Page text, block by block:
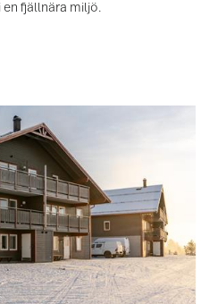
fjällnära miljö.